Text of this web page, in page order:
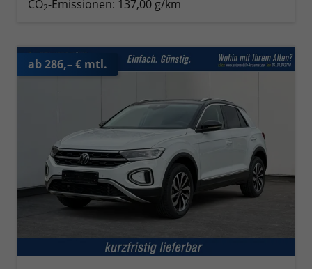
CO2-Emissionen: 137,00 g/km
ab 286,– € mtl.